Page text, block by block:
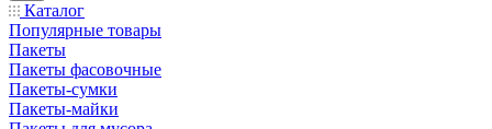
Каталог
Популярные товары
Пакеты
Пакеты фасовочные
Пакеты-сумки
Пакеты-майки